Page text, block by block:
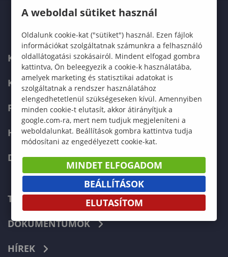
KARUNK
KÉPZÉSEK
FELVÉTELIZŐKNEK
HALLGATÓKNAK
DOKTORI ISKOLA
TELEFONKÖNYV
DOKUMENTUMOK
HÍREK
A weboldal sütiket használ
Oldalunk cookie-kat ("sütiket") használ. Ezen fájlok
információkat szolgáltatnak számunkra a felhasználó
oldallátogatási szokásairól. Mindent elfogad gombra
kattintva, Ön beleegyezik a cookie-k használatába,
amelyek marketing és statisztikai adatokat is
szolgáltatnak a rendszer használatához
elengedhetetlenül szükségeseken kívül. Amennyiben
minden cookie-t elutasít, akkor átirányítjuk a
google.com-ra, mert nem tudjuk megjeleníteni a
weboldalunkat. Beállítások gombra kattintva tudja
módosítani az engedélyezett cookie-kat.
MINDET ELFOGADOM
BEÁLLÍTÁSOK
ELUTASÍTOM